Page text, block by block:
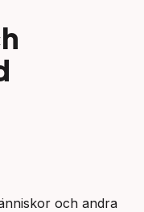
och andra